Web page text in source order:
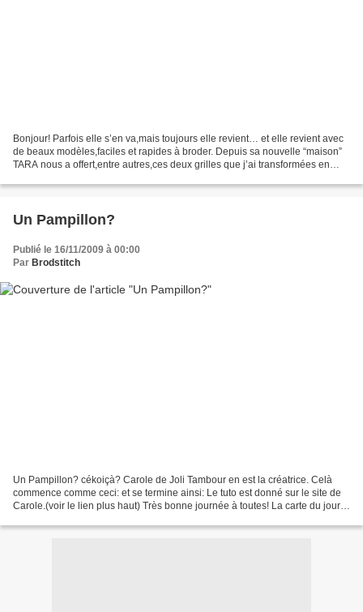
Bonjour! Parfois elle s’en va,mais toujours elle revient… et elle revient avec
de beaux modèles,faciles et rapides à broder. Depuis sa nouvelle “maison”
TARA nous a offert,entre autres,ces deux grilles que j’ai transformées en
Un Pampillon?
Publié le 16/11/2009 à 00:00
Par Brodstitch
Un Pampillon? cékoiçà? Carole de Joli Tambour en est la créatrice. Celà
commence comme ceci: et se termine ainsi: Le tuto est donné sur le site de
Carole.(voir le lien plus haut) Très bonne journée à toutes! La carte du jour